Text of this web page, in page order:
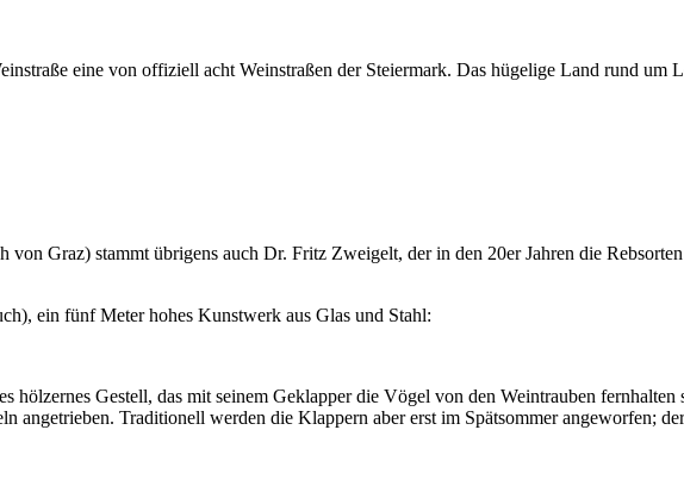
eine von offiziell acht Weinstraßen der Steiermark. Das hügelige Land rund um
Graz) stammt übrigens auch Dr. Fritz Zweigelt, der in den 20er Jahren die
ein fünf Meter hohes Kunstwerk aus Glas und Stahl:
hölzernes Gestell, das mit seinem Geklapper die Vögel von den Weintrauben
Traditionell werden die Klappern aber erst im Spätsommer angeworfen;